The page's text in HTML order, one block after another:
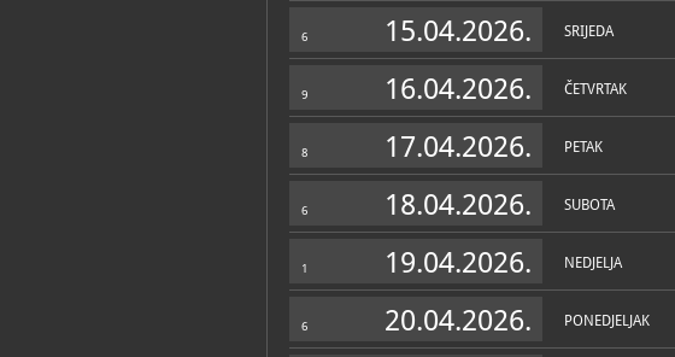
6 15.04.2026. SRIJEDA
9 16.04.2026. ČETVRTAK
8 17.04.2026. PETAK
6 18.04.2026. SUBOTA
1 19.04.2026. NEDJELJA
6 20.04.2026. PONEDJELJAK